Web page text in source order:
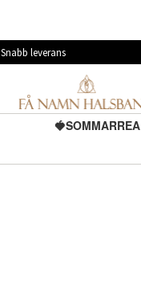
Snabb leverans
🍓SOMMARREA